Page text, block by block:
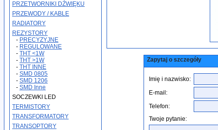
PRZETWORNIKI DŹWIĘKU
PRZEWODY / KABLE
RADIATORY
REZYSTORY
- PRECYZYJNE
- REGULOWANE
- THT <1W
- THT >1W
- THT INNE
- SMD 0805
- SMD 1206
- SMD Inne
SOCZEWKI LED
TERMISTORY
TRANSFORMATORY
TRANSOPTORY
Zapytaj o szczegóły
Imię i nazwisko:
E-mail:
Telefon:
Twoje pytanie: